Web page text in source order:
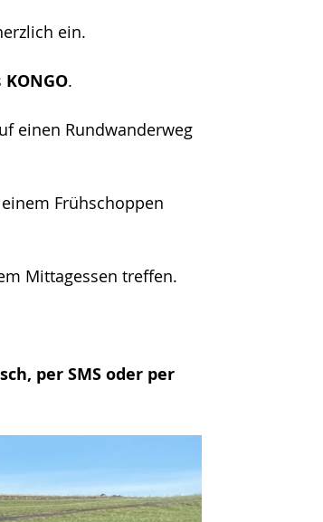
ein.
KONGO.
einen Rundwanderweg
Frühschoppen
Mittagessen treffen.
per SMS oder per